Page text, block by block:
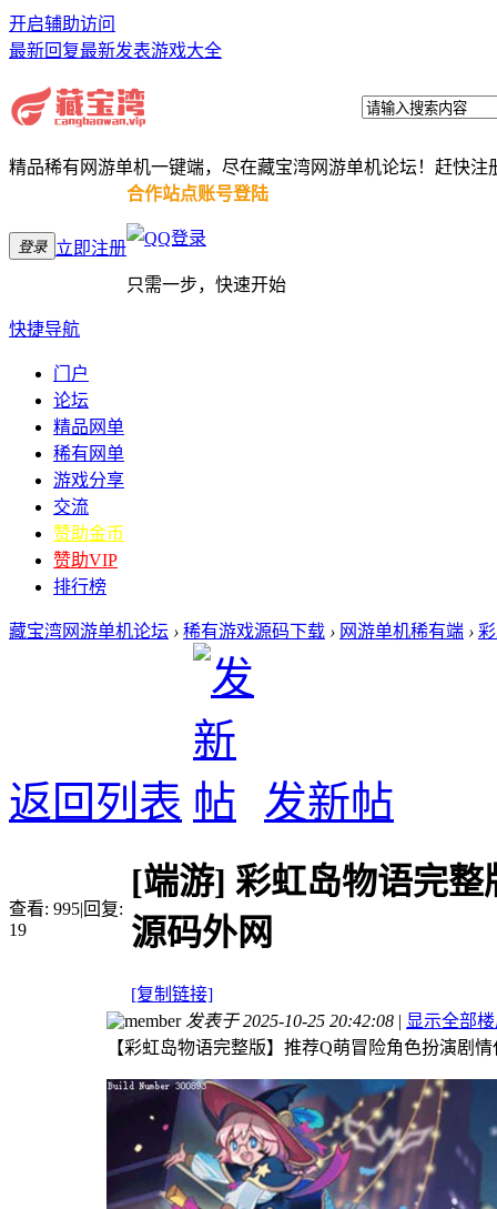
开启辅助访问
最新回复最新发表游戏大全
精品稀有网游单机一键端，尽在藏宝湾网游单机论坛！赶快注
登录 立即注册
合作站点账号登陆
只需一步，快速开始
快捷导航
门户
论坛
精品网单
稀有网单
游戏分享
交流
赞助金币
赞助VIP
排行榜
藏宝湾网游单机论坛 › 稀有游戏源码下载 › 网游单机稀有端 ›
返回列表 发新帖
查看: 995|回复:
19
[端游] 彩虹岛物语完整
源码外网
[复制链接]
发表于 2025-10-25 20:42:08 | 显示全部
【彩虹岛物语完整版】推荐Q萌冒险角色扮演剧